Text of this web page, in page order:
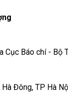
Cục Báo chí - Bộ
Đông, TP Hà